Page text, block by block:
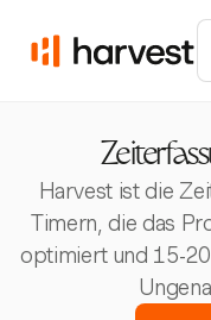
Harvest ist die
Timern, die das
optimiert und 15-